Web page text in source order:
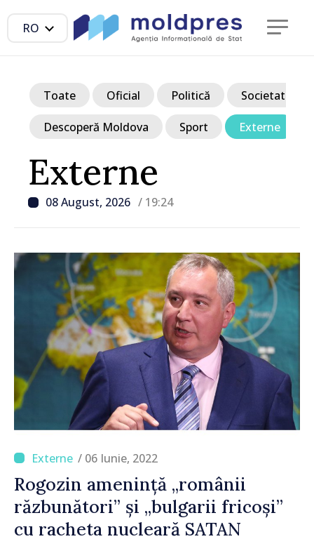
RO
Externe
08 August, 2026 / 19:24
Toate Oficial Politică Societate
Descoperă Moldova Sport Externe
/ 06 Iunie, 2022
Rogozin amenință „românii
răzbunători” și „bulgarii fricoși”
cu racheta nucleară SATAN